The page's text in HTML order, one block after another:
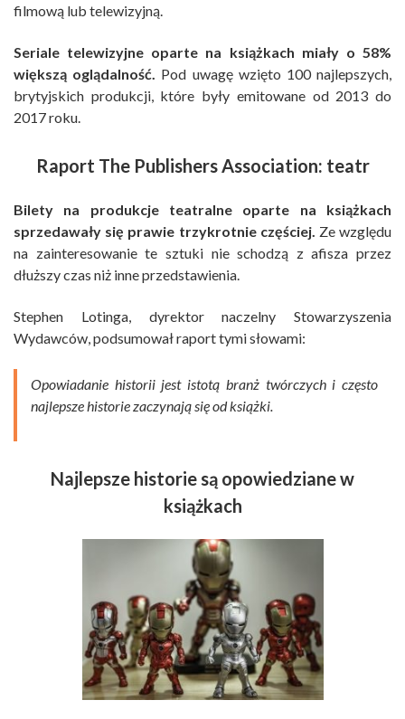
filmową lub telewizyjną.
Seriale telewizyjne oparte na książkach miały o 58%
większą oglądalność. Pod uwagę wzięto 100 najlepszych,
brytyjskich produkcji, które były emitowane od 2013 do
2017 roku.
Raport The Publishers Association: teatr
Bilety na produkcje teatralne oparte na książkach
sprzedawały się prawie trzykrotnie częściej. Ze względu
na zainteresowanie te sztuki nie schodzą z afisza przez
dłuższy czas niż inne przedstawienia.
Stephen Lotinga, dyrektor naczelny Stowarzyszenia
Wydawców, podsumował raport tymi słowami:
Opowiadanie historii jest istotą branż twórczych i często
najlepsze historie zaczynają się od książki.
Najlepsze historie są opowiedziane w
książkach